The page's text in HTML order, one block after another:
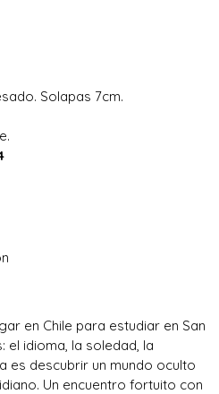
Solapas 7cm.
en Chile para estudiar en San
el idioma, la soledad, la
es descubrir un mundo oculto
Un encuentro fortuito con